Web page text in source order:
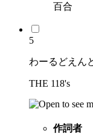
百合
5
わーるどえん
THE 118's
作詞者